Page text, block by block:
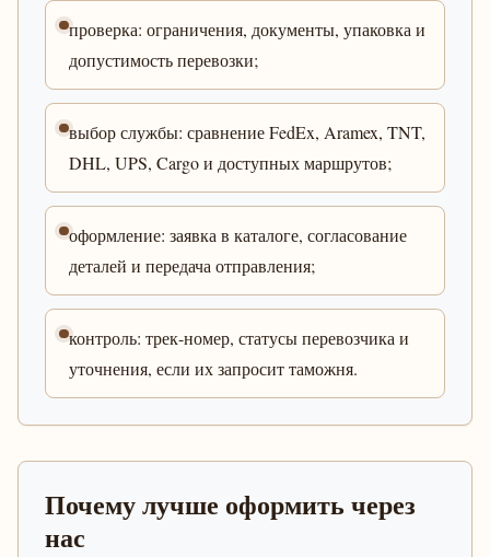
проверка: ограничения, документы, упаковка и
допустимость перевозки;
выбор службы: сравнение FedEx, Aramex, TNT,
DHL, UPS, Cargo и доступных маршрутов;
оформление: заявка в каталоге, согласование
деталей и передача отправления;
контроль: трек-номер, статусы перевозчика и
уточнения, если их запросит таможня.
Почему лучше оформить через
нас